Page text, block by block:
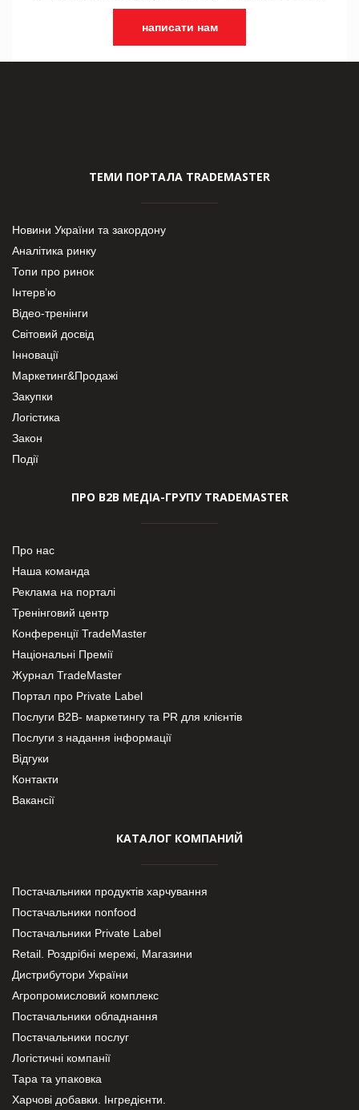
написати нам
ТЕМИ ПОРТАЛА TRADEMASTER
Новини України та закордону
Аналітика ринку
Топи про ринок
Інтерв’ю
Відео-тренінги
Світовий досвід
Інновації
Маркетинг&Продажі
Закупки
Логістика
Закон
Події
ПРО В2В МЕДІА-ГРУПУ TRADEMASTER
Про нас
Наша команда
Реклама на порталі
Тренінговий центр
Конференції TradeMaster
Національні Премії
Журнал TradeMaster
Портал про Private Label
Послуги В2В- маркетингу та PR для клієнтів
Послуги з надання інформації
Відгуки
Контакти
Вакансії
КАТАЛОГ КОМПАНИЙ
Постачальники продуктів харчування
Постачальники nonfood
Постачальники Private Label
Retail. Роздрібні мережі, Магазини
Дистрибутори України
Агропромисловий комплекс
Постачальники обладнання
Постачальники послуг
Логістичні компанії
Тара та упаковка
Харчові добавки. Інгредієнти.